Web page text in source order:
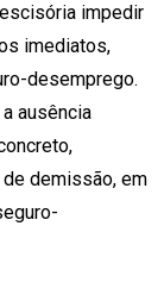
impedir
imediatos,
desemprego.
ausência
demissão, em